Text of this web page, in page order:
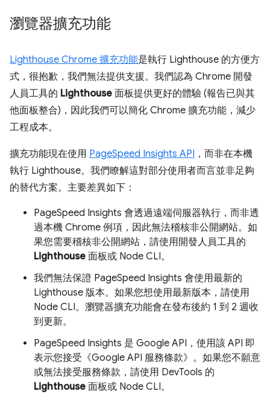
瀏覽器擴充功能
Lighthouse Chrome 擴充功能是執行 Lighthouse 的方便方
式，很抱歉，我們無法提供支援。我們認為 Chrome 開發
人員工具的 Lighthouse 面板提供更好的體驗 (報告已與其
他面板整合)，因此我們可以簡化 Chrome 擴充功能，減少
工程成本。
擴充功能現在使用 PageSpeed Insights API ，而非在本機
執行 Lighthouse。我們瞭解這對部分使用者而言並非足夠
的替代方案。主要差異如下：
PageSpeed Insights 會透過遠端伺服器執行，而非透
過本機 Chrome 例項，因此無法稽核非公開網站。如
果您需要稽核非公開網站，請使用開發人員工具的
Lighthouse 面板或 Node CLI。
我們無法保證 PageSpeed Insights 會使用最新的
Lighthouse 版本。如果您想使用最新版本，請使用
Node CLI。瀏覽器擴充功能會在發布後約 1 到 2 週收
到更新。
PageSpeed Insights 是 Google API，使用該 API 即
表示您接受《Google API 服務條款》。如果您不願意
或無法接受服務條款，請使用 DevTools 的
Lighthouse 面板或 Node CLI。